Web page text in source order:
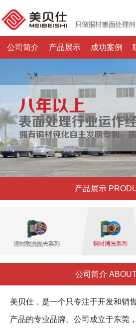
公司简介 产品展示 成功案例
产品展示
公司简介
美贝仕，是一个只专注于开发和销
产品的专业品牌。公司成立于东莞